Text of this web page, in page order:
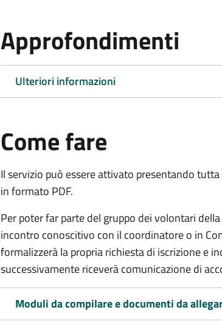
Approfondimenti
Ulteriori informazioni
Come fare
Il servizio può essere attivato presentando
in formato PDF.
Per poter far parte del gruppo dei volontari
incontro conoscitivo con il coordinatore o in
formalizzerà la propria richiesta di iscrizione e
successivamente riceverà comunicazione di
Moduli da compilare e documenti da